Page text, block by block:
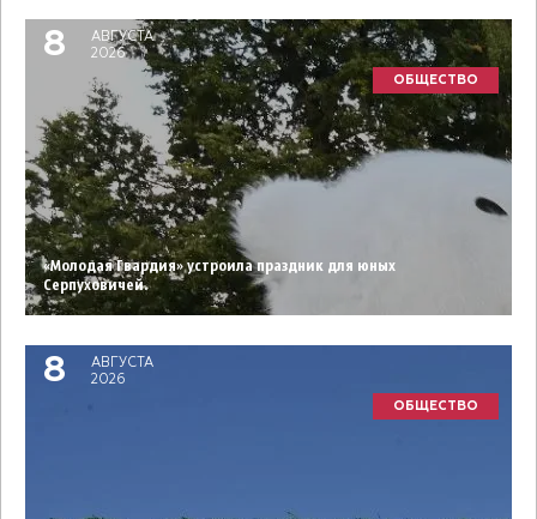
8
АВГУСТА
2026
ОБЩЕСТВО
«Молодая Гвардия» устроила праздник для юных
Серпуховичей.
8
АВГУСТА
2026
ОБЩЕСТВО